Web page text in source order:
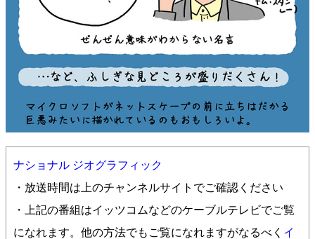
ナショナル ジオグラフィック
・放送時間は上のチャンネルサイトでご確認ください
・上記の番組はイッツコムなどのケーブルテレビでご覧
になれます。他の方法でもご覧になれますがなるべく イ